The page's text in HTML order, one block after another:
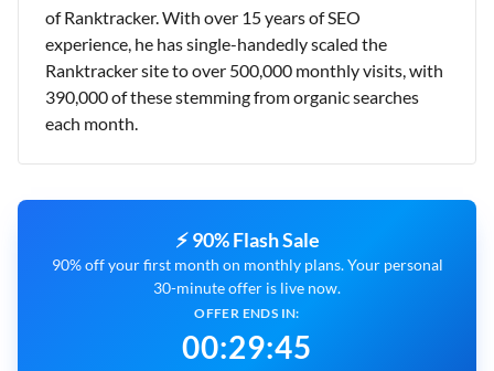
of Ranktracker. With over 15 years of SEO
experience, he has single-handedly scaled the
Ranktracker site to over 500,000 monthly visits, with
390,000 of these stemming from organic searches
each month.
⚡ 90% Flash Sale
90% off your first month on monthly plans. Your personal
30-minute offer is live now.
OFFER ENDS IN:
00:29:44